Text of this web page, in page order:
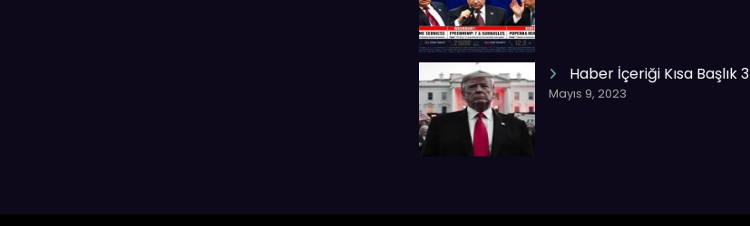
Haber İçeriği Kısa Başlık 3
Mayıs 9, 2023